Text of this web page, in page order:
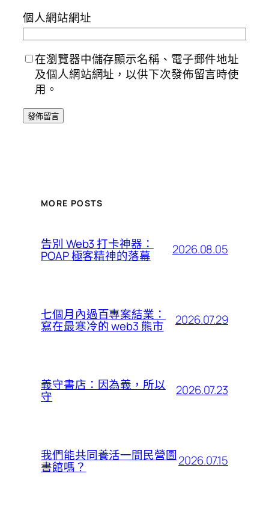
個人網站網址
在瀏覽器中儲存顯示名稱、電子郵件地址
及個人網站網址，以供下次發佈留言時使
用。
MORE POSTS
告別 Web3 打卡神器：
POAP 極客精神的落幕 2026.08.05
七個月內過百專案結業：
寫在最寒冷的 web3 熊市 2026.07.29
義守書店：因為義，所以
守 2026.07.23
我們能共同養活一間民營圖
書館嗎？ 2026.07.15